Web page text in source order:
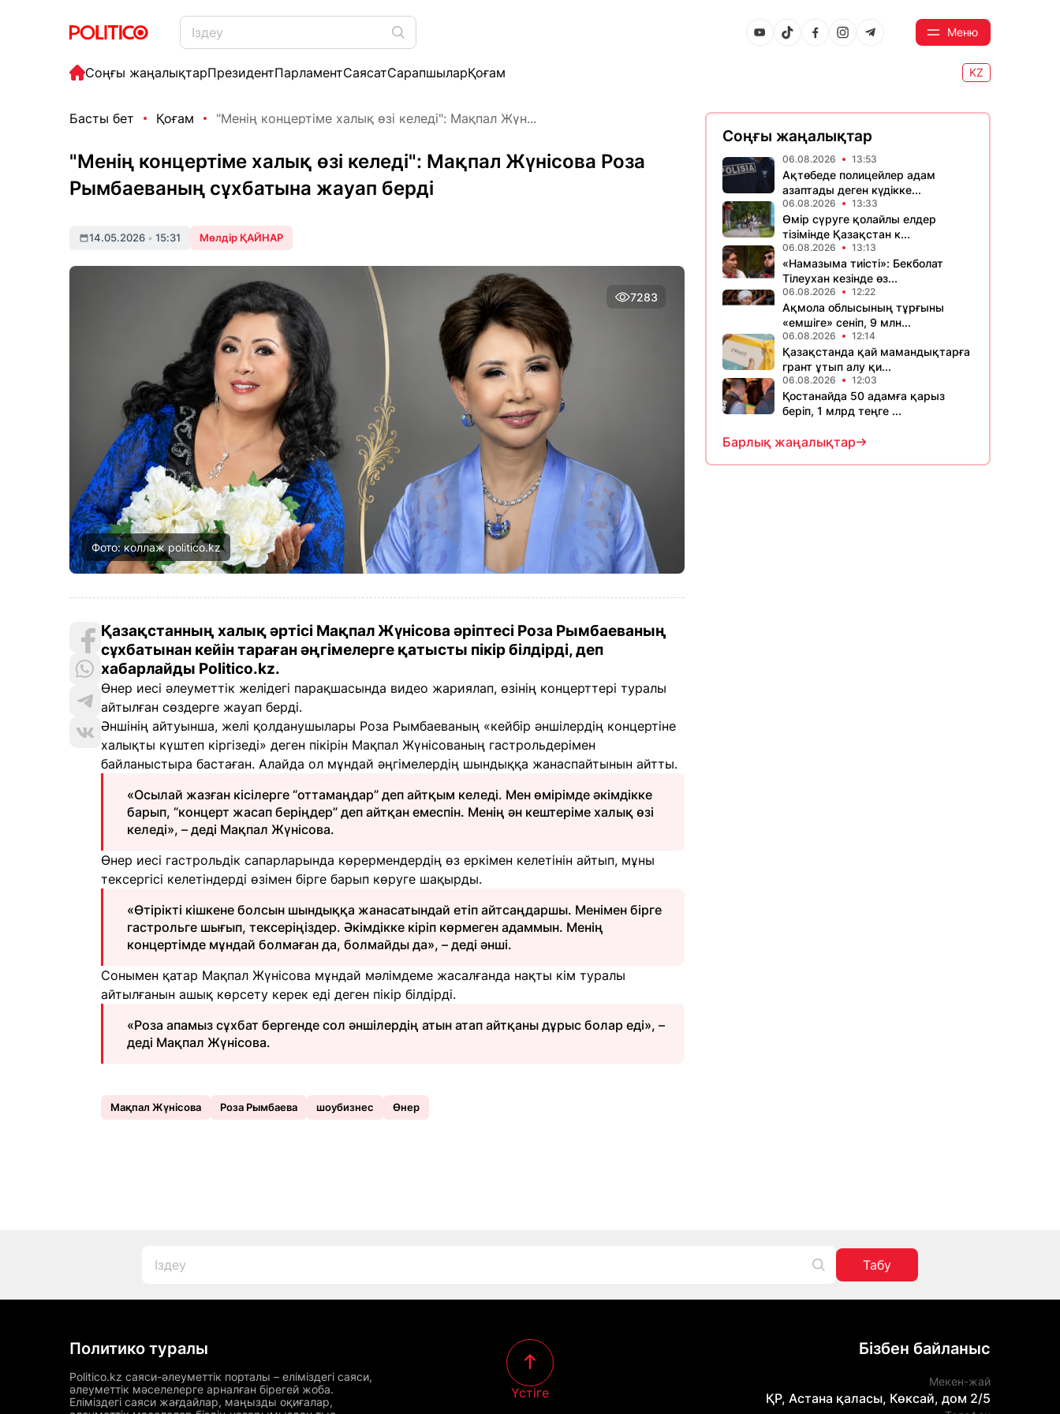
Меню
Соңғы жаңалықтарПрезидентПарламентСаясатСарапшыларҚоғам KZ
Басты бет Қоғам "Менің концертіме халық өзі келеді": Мақпал Жүн...
"Менің концертіме халық өзі келеді": Мақпал Жүнісова Роза
Рымбаеваның сұхбатына жауап берді
14.05.2026 • 15:31 Мөлдір ҚАЙНАР
7283
Фото: коллаж politico.kz
Қазақстанның халық әртісі Мақпал Жүнісова әріптесі Роза Рымбаеваның
сұхбатынан кейін тараған әңгімелерге қатысты пікір білдірді, деп
хабарлайды Politico.kz.
Өнер иесі әлеуметтік желідегі парақшасында видео жариялап, өзінің концерттері туралы
айтылған сөздерге жауап берді.
Әншінің айтуынша, желі қолданушылары Роза Рымбаеваның «кейбір әншілердің концертіне
халықты күштеп кіргізеді» деген пікірін Мақпал Жүнісованың гастрольдерімен
байланыстыра бастаған. Алайда ол мұндай әңгімелердің шындыққа жанаспайтынын айтты.
«Осылай жазған кісілерге “оттамаңдар” деп айтқым келеді. Мен өмірімде әкімдікке
барып, “концерт жасап беріңдер” деп айтқан емеспін. Менің ән кештеріме халық өзі
келеді», – деді Мақпал Жүнісова.
Өнер иесі гастрольдік сапарларында көрермендердің өз еркімен келетінін айтып, мұны
тексергісі келетіндерді өзімен бірге барып көруге шақырды.
«Өтірікті кішкене болсын шындыққа жанасатындай етіп айтсаңдаршы. Менімен бірге
гастрольге шығып, тексеріңіздер. Әкімдікке кіріп көрмеген адаммын. Менің
концертімде мұндай болмаған да, болмайды да», – деді әнші.
Сонымен қатар Мақпал Жүнісова мұндай мәлімдеме жасалғанда нақты кім туралы
айтылғанын ашық көрсету керек еді деген пікір білдірді.
«Роза апамыз сұхбат бергенде сол әншілердің атын атап айтқаны дұрыс болар еді», –
деді Мақпал Жүнісова.
Мақпал Жүнісова Роза Рымбаева шоубизнес Өнер
Соңғы жаңалықтар
06.08.2026 13:53
Ақтөбеде полицейлер адам
азаптады деген күдікке...
06.08.2026 13:33
Өмір сүруге қолайлы елдер
тізімінде Қазақстан к...
06.08.2026 13:13
«Намазыма тиісті»: Бекболат
Тілеухан кезінде өз...
06.08.2026 12:22
Ақмола облысының тұрғыны
«емшіге» сеніп, 9 млн...
06.08.2026 12:14
Қазақстанда қай мамандықтарға
грант ұтып алу қи...
06.08.2026 12:03
Қостанайда 50 адамға қарыз
беріп, 1 млрд теңге ...
Барлық жаңалықтар
Табу
Политико туралы
Politico.kz саяси-әлеуметтік порталы – еліміздегі саяси,
әлеуметтік мәселелерге арналған бірегей жоба.
Еліміздегі саяси жағдайлар, маңызды оқиғалар,
Үстіге
Бізбен байланыс
Мекен-жай
ҚР, Астана қаласы, Көксай, дом 2/5